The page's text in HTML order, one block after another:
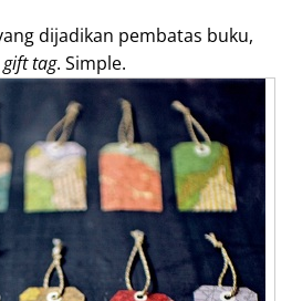
dijadikan pembatas buku,
gift tag. Simple.